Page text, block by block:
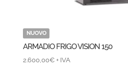
NUOVO
ARMADIO FRIGO VISION 150
2.600,00€ + IVA